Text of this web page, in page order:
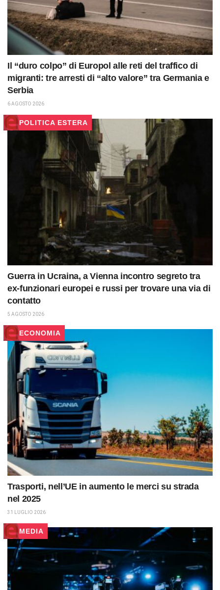
Il “duro colpo” di Europol alle reti del traffico di
migranti: tre arresti di “alto valore” tra Germania e
Serbia
6 AGOSTO 2026
POLITICA ESTERA
Guerra in Ucraina, a Vienna incontro segreto tra
ex-funzionari europei e russi per trovare una via di
contatto
5 AGOSTO 2026
ECONOMIA
Trasporti, nell’UE in aumento le merci su strada
nel 2025
31 LUGLIO 2026
MEDIA